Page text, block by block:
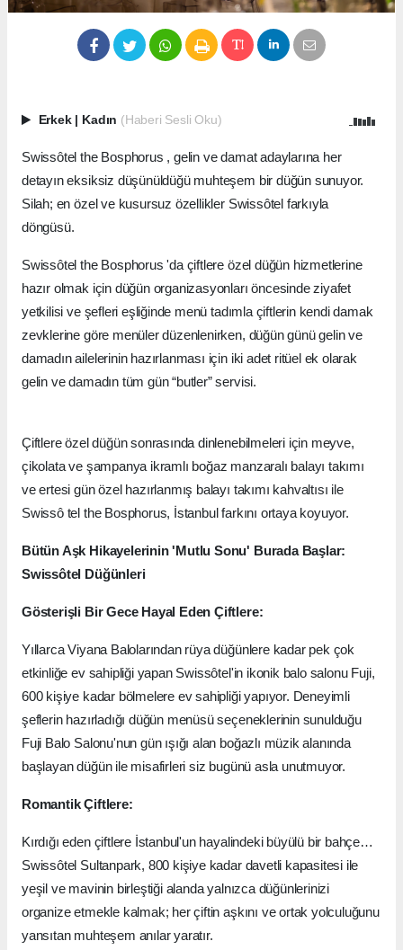
Erkek Kadın (Haberi Sesli Oku)
Swissôtel the Bosphorus , gelin ve damat adaylarına her
detayın eksiksiz düşünüldüğü muhteşem bir düğün sunuyor.
Silah; en özel ve kusursuz özellikler Swissôtel farkıyla
döngüsü.
Swissôtel the Bosphorus 'da çiftlere özel düğün hizmetlerine
hazır olmak için düğün organizasyonları öncesinde ziyafet
yetkilisi ve şefleri eşliğinde menü tadımla çiftlerin kendi damak
zevklerine göre menüler düzenlenirken, düğün günü gelin ve
damadın ailelerinin hazırlanması için iki adet ritüel ek olarak
gelin ve damadın tüm gün “butler” servisi.
Çiftlere özel düğün sonrasında dinlenebilmeleri için meyve,
çikolata ve şampanya ikramlı boğaz manzaralı balayı takımı
ve ertesi gün özel hazırlanmış balayı takımı kahvaltısı ile
Swissô tel the Bosphorus, İstanbul farkını ortaya koyuyor.
Bütün Aşk Hikayelerinin 'Mutlu Sonu' Burada Başlar:
Swissôtel Düğünleri
Gösterişli Bir Gece Hayal Eden Çiftlere:
Yıllarca Viyana Balolarından rüya düğünlere kadar pek çok
etkinliğe ev sahipliği yapan Swissôtel'in ikonik balo salonu Fuji,
600 kişiye kadar bölmelere ev sahipliği yapıyor. Deneyimli
şeflerin hazırladığı düğün menüsü seçeneklerinin sunulduğu
Fuji Balo Salonu'nun gün ışığı alan boğazlı müzik alanında
başlayan düğün ile misafirleri siz bugünü asla unutmuyor.
Romantik Çiftlere:
Kırdığı eden çiftlere İstanbul'un hayalindeki büyülü bir bahçe…
Swissôtel Sultanpark, 800 kişiye kadar davetli kapasitesi ile
yeşil ve mavinin birleştiği alanda yalnızca düğünlerinizi
organize etmekle kalmak; her çiftin aşkını ve ortak yolculuğunu
yansıtan muhteşem anılar yaratır.